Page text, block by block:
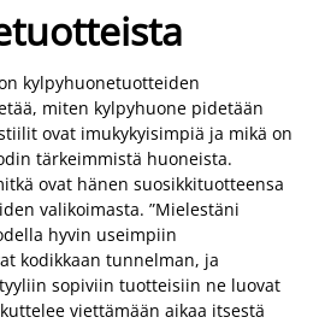
kylpyhuonetuotteiden
miten kylpyhuone pidetään
ovat imukykyisimpiä ja mikä on
tärkeimmistä huoneista.
ovat hänen suosikkituotteensa
valikoimasta. ”Mielestäni
hyvin useimpiin
kodikkaan tunnelman, ja
sopiviin tuotteisiin ne luovat
viettämään aikaa itsestä